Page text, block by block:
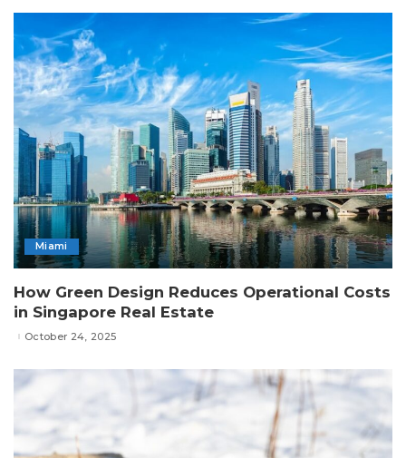
Miami
How Green Design Reduces Operational Costs
in Singapore Real Estate
October 24, 2025